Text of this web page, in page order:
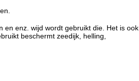
en enz. wijd wordt gebruikt die. Het is ook
beschermt zeedijk, helling,